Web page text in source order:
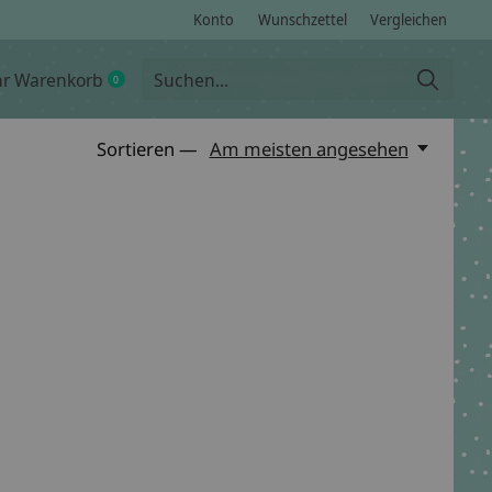
Konto Wunschzettel Vergleichen
Warenkorb 0items
Sortieren — Am meisten angesehen